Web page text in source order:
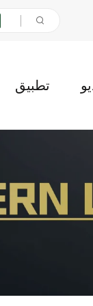
تطبيق